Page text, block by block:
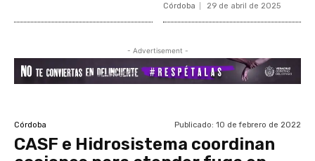
Córdoba 29 de abril de 2025
- Advertisement -